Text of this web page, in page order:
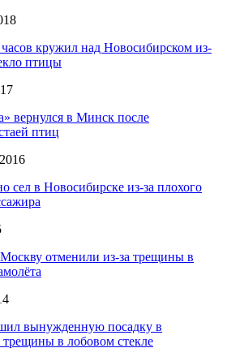
часов кружил над Новосибирском из-
птицы
вернулся в Минск после
птиц
сел в Новосибирске из-за плохого
отменили из-за трещины в
вынужденную посадку в
трещины в лобовом стекле